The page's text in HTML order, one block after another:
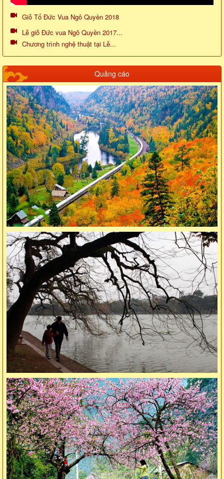
Giỗ Tổ Đức Vua Ngô Quyền 2018
Lễ giỗ Đức vua Ngô Quyền 2017...
Chương trình nghệ thuật tại Lễ...
Quảng cáo